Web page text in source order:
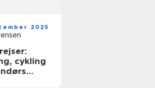
2025
cykling